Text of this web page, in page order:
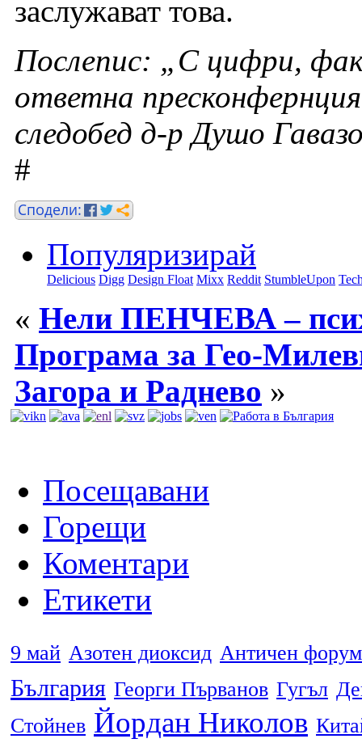
заслужават това.
Послепис: „С цифри,
ответна
следобед д-р Душо
#
Популяризирай
Delicious Digg Design Float Mixx Reddit StumbleUpon
« Нели ПЕНЧЕВА –
Програма за Гео-
Загора и Раднево »
Посещавани
Горещи
Коментари
Етикети
9 май Азотен диоксид Античен форум
България Георги Първанов Гугъл
Стойнев Йордан Николов